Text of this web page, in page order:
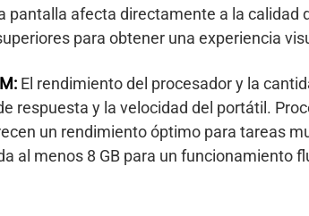
pantalla afecta directamente a la calidad
para obtener una experiencia
El rendimiento del procesador y la
respuesta y la velocidad del portátil.
un rendimiento óptimo para tareas
al menos 8 GB para un funcionamiento